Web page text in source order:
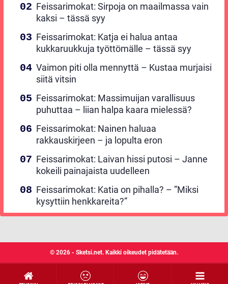
Feissarimokat: Sirpoja on maailmassa vain
kaksi – tässä syy
Feissarimokat: Katja ei halua antaa
kukkaruukkuja työttömälle – tässä syy
Vaimon piti olla mennyttä – Kustaa murjaisi
siitä vitsin
Feissarimokat: Massimuijan varallisuus
puhuttaa – liian halpa kaara mielessä?
Feissarimokat: Nainen haluaa
rakkauskirjeen – ja lopulta eron
Feissarimokat: Laivan hissi putosi – Janne
kokeili painajaista uudelleen
Feissarimokat: Katia on pihalla? – ”Miksi
kysyttiin henkkareita?”
© 2026 - Sketsi.net. Kaikki oikeudet pidätetään.